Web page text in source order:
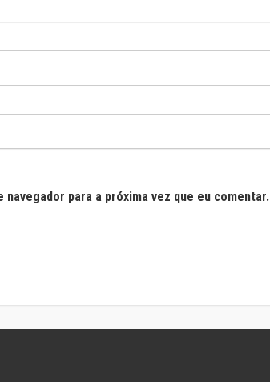
navegador para a próxima vez que eu comentar.